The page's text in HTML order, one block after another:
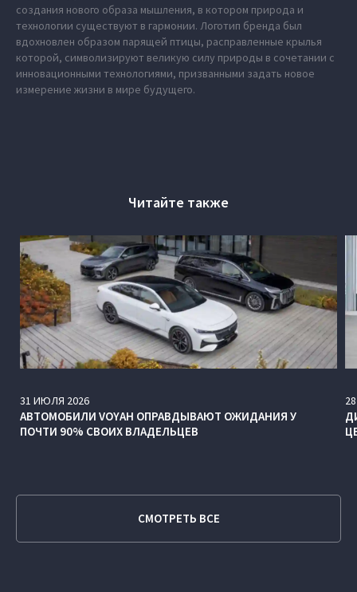
создания нового образа мышления, в котором природа и
технологии существуют в гармонии. Логотип бренда был
вдохновлен образом парящей птицы, расправленные крылья
которой, символизируют великую силу природы в сочетании с
инновационными технологиями, призванными задать новое
измерение жизни в мире будущего.
Читайте также
31 ИЮЛЯ 2026
АВТОМОБИЛИ VOYAH ОПРАВДЫВАЮТ ОЖИДАНИЯ У
ПОЧТИ 90% СВОИХ ВЛАДЕЛЬЦЕВ
28
СМОТРЕТЬ ВСЕ